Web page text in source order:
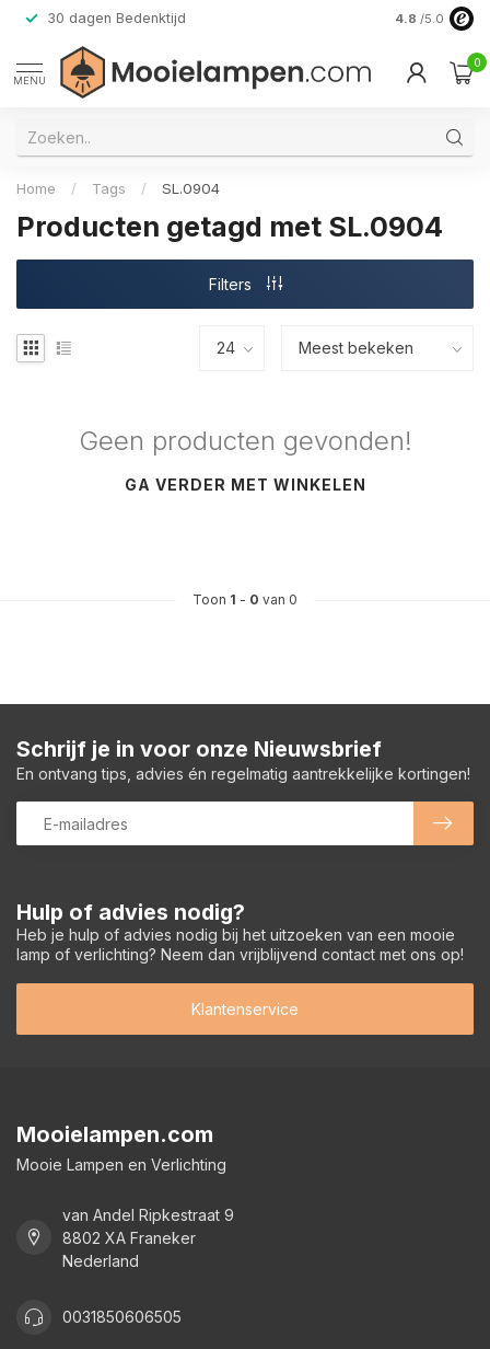
30 dagen Bedenktijd Verzending
4.8 /5.0
MENU
0
Home / Tags / SL.0904
Producten getagd met SL.0904
Filters
Geen producten gevonden!
GA VERDER MET WINKELEN
Toon 1 - 0 van 0
Hulp of advies nodig?
Heb je hulp of advies nodig bij het uitzoeken van een mooie
lamp of verlichting? Neem dan vrijblijvend contact met ons op!
Klantenservice
Schrijf je in voor onze Nieuwsbrief
En ontvang tips, advies én regelmatig aantrekkelijke kortingen!
Mooielampen.com
Mooie Lampen en Verlichting
van Andel Ripkestraat 9
8802 XA Franeker
Nederland
0031850606505